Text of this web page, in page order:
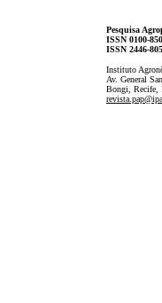
Pesquisa
ISSN 0100-
ISSN 2446-
Instituto
Av. General
Bongi, Recife,